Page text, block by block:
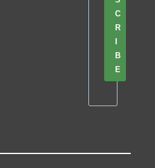
C
R
B
E